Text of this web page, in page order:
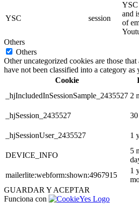
YSC session
YSC
and
of
Others
Others
Other uncategorized cookies are those
have not been classified into a category as
Cookie
_hjIncludedInSessionSample_2435527 2
_hjSession_2435527
_hjSessionUser_2435527
1
DEVICE_INFO
5
mailerlite:webform:shown:4967915
1
GUARDAR Y ACEPTAR
Funciona con